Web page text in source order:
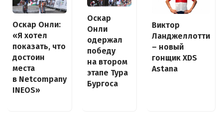
Оскар Онли:
«Я хотел
показать, что
достоин
места
в Netcompany
INEOS»
Оскар
Онли
одержал
победу
на втором
этапе Тура
Бургоса
Виктор
Ланджеллотти
– новый
гонщик XDS
Astana